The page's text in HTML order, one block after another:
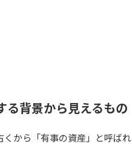
る背景から見えるもの
から「有事の資産」と呼ば